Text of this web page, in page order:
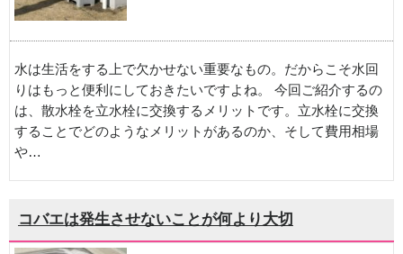
水は生活をする上で欠かせない重要なもの。だからこそ水回
りはもっと便利にしておきたいですよね。 今回ご紹介するの
は、散水栓を立水栓に交換するメリットです。立水栓に交換
することでどのようなメリットがあるのか、そして費用相場
や…
コバエは発生させないことが何より大切